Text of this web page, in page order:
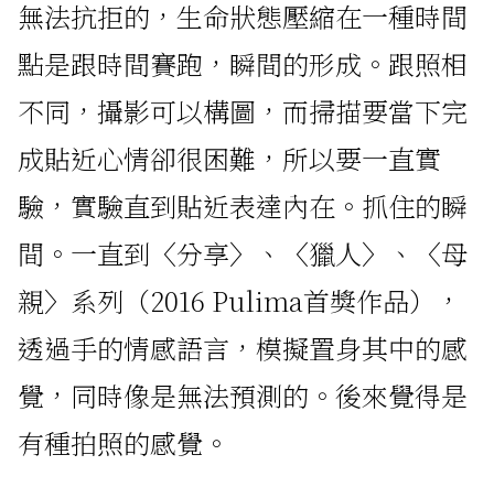
無法抗拒的，生命狀態壓縮在一種時間
點是跟時間賽跑，瞬間的形成。跟照相
不同，攝影可以構圖，而掃描要當下完
成貼近心情卻很困難，所以要一直實
驗，實驗直到貼近表達內在。抓住的瞬
間。一直到〈分享〉、〈獵人〉、〈母
親〉系列（2016 Pulima首獎作品），
透過手的情感語言，模擬置身其中的感
覺，同時像是無法預測的。後來覺得是
有種拍照的感覺。